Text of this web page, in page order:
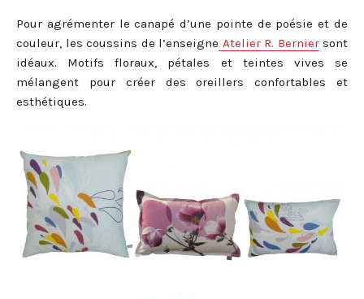
Pour agrémenter le canapé d’une pointe de poésie et de
couleur, les coussins de l’enseigne Atelier R. Berniersont
idéaux. Motifs floraux, pétales et teintes vives se
mélangent pour créer des oreillers confortables et
esthétiques.